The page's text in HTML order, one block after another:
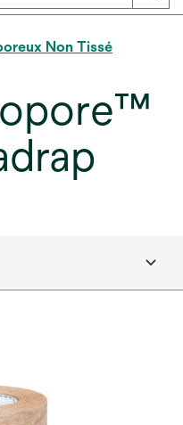
Non Tissé